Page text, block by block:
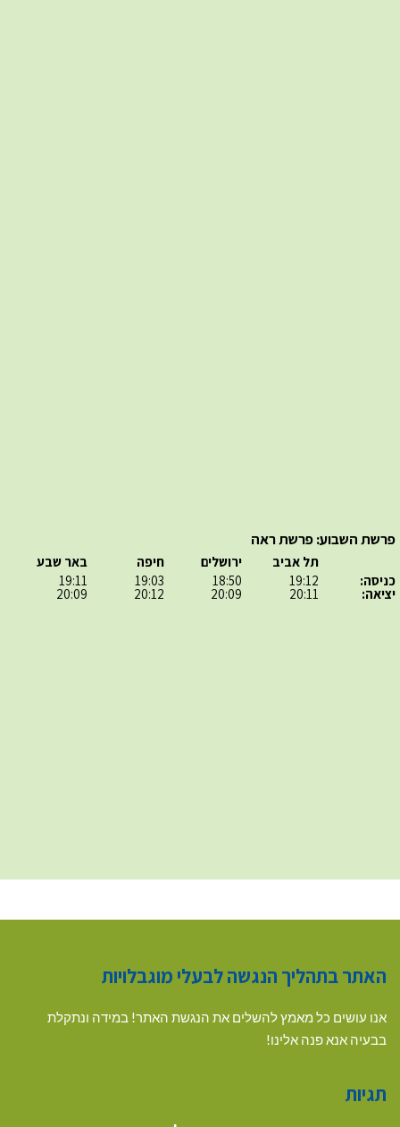
פרשת השבוע: פרשת ראה
כניסה:
יציאה:
תל אביב
19:12
20:11
ירושלים
18:50
20:09
חיפה
19:03
20:12
באר שבע
19:11
20:09
האתר בתהליך הנגשה לבעלי מוגבלויות
אנו עושים כל מאמץ להשלים את הנגשת האתר! במידה ונתקלת
בבעיה אנא פנה אלינו!
תגיות